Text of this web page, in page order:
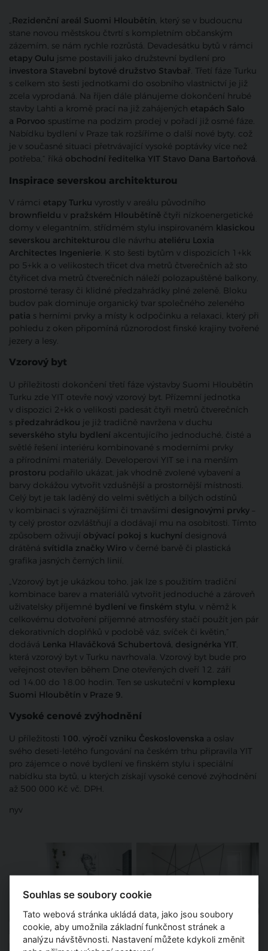
„Rezidenční areál Suomi Hloubětín, který se v budoucnu
stane novou městskou čtvrtí s kompletním občanským
zázemím, se nám rychle rozrůstá. Devadesátku bytů v rámci
etapy Oulu jsme postavili jako družstevní bydlení pro
investora Stavební bytové družstvo Stavbař. Třetí fáze Turku
s celkem sto šesti jednotkami do osobního vlastnictví je již
zcela vyprodaná. Na říjen dále plánujeme dokončení hrubé
stavby Lahti a kromě prací na již zahájených etapách Salo
a Porvoo spustíme na podzim prodej v pořadí již osmé fáze.
Nabídku bydlení v Praze tak rozšíříme o další nové byty, což
je v současné situaci přetrvávající vysoké poptávky více než
potřeba,“ říká obchodní ředitelka YIT Stavo Dana Bartoňová.
Inspirace severskou architekturou
V rámci etapy Turku vyrostly v areálu původního
brownfieldu v pražském Hloubětíně čtyři nízkoenergetické
domy v elegantním, střídmém stylu inspirovaném klasickou
severskou architekturou dle návrhu ateliéru Loxia
Architectes Ingenierie. K sto šesti bytům v dispozicích 1+kk
po 5+kk a o velikostech třicet dva metrů čtverečních až sto
čtyřicet dva metrů čtverečních náleží polozapuštěné balkony,
prostorné terasy či klidné předzahrádky plné zeleně. Bloku
budov pak dominuje organický tvar společného zeleného
patia s herními prvky a místy k odpočinku a relaxaci, který při
pohledu z oken připomíná různorodost finské krajiny tvořené
jezery a lesy.
Vzorový byt
U příležitosti dokončení třetí fáze výstavby Suomi Hloubětín
Turku zde YIT otevře nový vzorový byt. Přízemní jednotka
v dispozici 2+kk o velikosti padesát čtyři metrů čtverečních
s předzahrádkou je již tradičně navržena v duchu
severského stylu bydlení akcentujícího jednoduché, čisté a
světlé řešení interiéru kombinované s moderními prvky
a přírodními materiály. Developerovi YIT se i na menším
prostoru podařilo ukázat, jak vhodně zvolené vybavení a
barvy dokážou vytvořit vzdušnější a prostornější místnosti.
Celý byt je tak laděný do velmi světlých a bílých odstínů
v kombinaci s výraznějšími či tmavšími designovými prvky –
ty celý prostor ozvláštňují a dodávají mu na osobitosti. Tímto
způsobem oživují obývací pokoj s kuchyní designová
drátěná svítidla značky Wiro v černé barvě či plastická
grafika jasných černých linií.
„Vzorový byt je ukázkou toho, jak lze s použitím tradiční
kombinace barev a materiálů vytvořit jednoduché a zároveň
uživatelsky příjemné bydlení ve finském stylu, v němž k
celkovému dotvoření příjemné atmosféry stačí použít jen pár
dekorativních doplňků v podobě váz, svíček či květin,“
dodává Lenka Hlaváčková Schubertová, designérka YIT,
která vzorový byt v Turku navrhovala. Vzorový byt bude pro
veřejnost otevřen během Dne otevřených dveří 12. září
od 14.00 do 18.00 hodin. Ten se uskuteční v komplexu
Suomi Hloubětín v Praze 9.
Vysoké cenové zvýhodnění
U příležitosti 100. výročí vzniku Československa a oslav
svého deseti-letého fungování na českém trhu připravila YIT
pro zájemce o nové bydlení ve finském stylu i speciální
nabídku sta bytů, u kterých získají vysoké cenové zvýhodnění
až 500 000 Kč vč. DPH.
nyv
Souhlas se soubory cookie
Tato webová stránka ukládá data, jako jsou soubory
cookie, aby umožnila základní funkčnost stránek a
analýzu návštěvnosti. Nastavení můžete kdykoli změnit